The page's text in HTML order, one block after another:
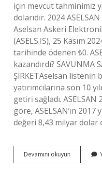
için mevcut tahminimiz
dolarıdır. 2024
Aselsan Askeri
(ASELS.IS), 25 Kasım
tarihinde ödenen ₺0.
kazandırdı? SAVUNMA
ŞİRKETAselsan listenin
yatırımcılarına son 10
getiri sağladı. ASELSAN
göre, ASELSAN’ın 2017
değeri 8,43 milyar dolar
Devamını okuyun
Hedef